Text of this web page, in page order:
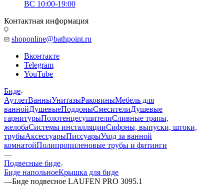
ВС 10:00-19:00
Контактная информация
shoponline@bathpoint.ru
Вконтакте
Telegram
YouTube
Биде
АутлетВанныУнитазыРаковиныМебель для
ваннойДушевыеПоддоныСмесителиДушевые
гарнитурыПолотенцесушителиСливные трапы,
желобаСистемы инсталляцииСифоны, выпуски, штоки,
трубыАксессуарыПиссуарыУход за ванной
комнатойПолипропиленовые трубы и фитинги
—
Подвесные биде
Биде напольноеКрышка для биде
—Биде подвесное LAUFEN PRO 3095.1